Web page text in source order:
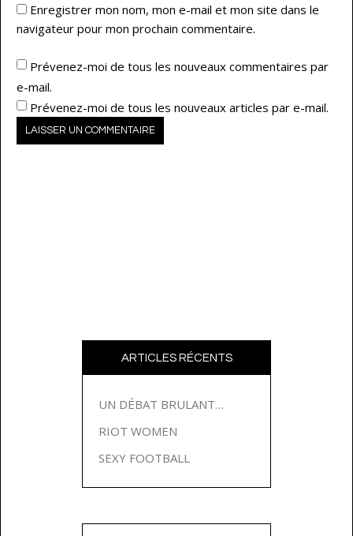
Enregistrer mon nom, mon e-mail et mon site dans le
navigateur pour mon prochain commentaire.
Prévenez-moi de tous les nouveaux commentaires par
e-mail.
Prévenez-moi de tous les nouveaux articles par e-mail.
ARTICLES RÉCENTS
UN DÉBAT BRULANT…
RIOT WOMEN
SEXY FOOTBALL